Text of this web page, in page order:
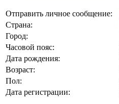
Отправить личное сообщение:
Страна:
Город:
Часовой пояс:
Дата рождения:
Возраст:
Пол:
Дата регистрации: